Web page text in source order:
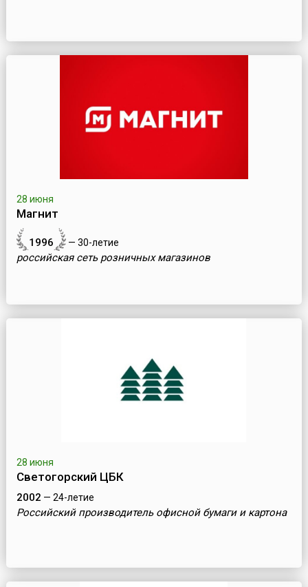
28 июня
Магнит
1996 — 30-летие
российская сеть розничных магазинов
28 июня
Светогорский ЦБК
2002 — 24-летие
Российский производитель офисной бумаги и картона